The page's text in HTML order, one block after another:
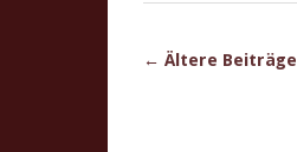
← Ältere Beiträge